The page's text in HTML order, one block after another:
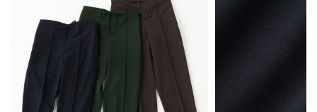
身長:176-180cm 体重: 66-70kg
カッコ良い！もう少し暗くてもいいかもです。
商品：
A34メンズ:スクラブパンツ・LANA/ディープグ
リーン/M
役に立った